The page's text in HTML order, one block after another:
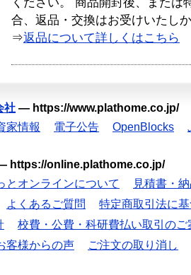
ください。 商品開封後、または
合、返品・交換はお受けいたし
⇒返品について詳しくはこちら
社 — https://www.plathome.co.jp/
家情報 電子公告 OpenBlocks
https://online.plathome.co.jp/
とオンラインについて
見積書・
よくあるご質問
特定商取引法に
校費・公費・科研費払い取引のご
客様からの声 ご注文の取り消し